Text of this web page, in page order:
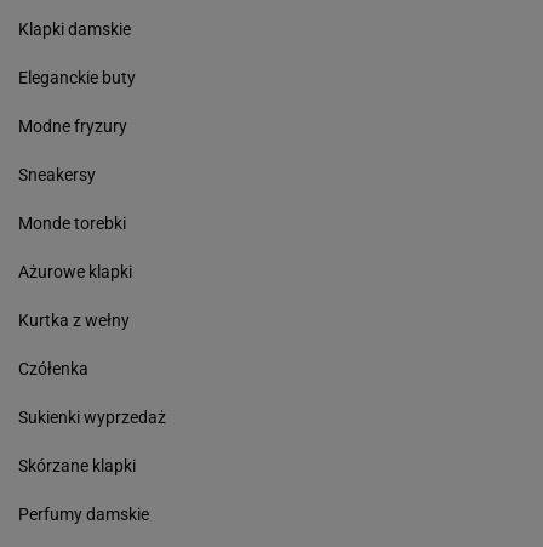
Klapki damskie
Eleganckie buty
Modne fryzury
Sneakersy
Monde torebki
Ażurowe klapki
Kurtka z wełny
Czółenka
Sukienki wyprzedaż
Skórzane klapki
Perfumy damskie